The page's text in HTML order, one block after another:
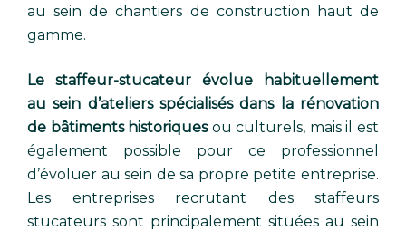
au sein de chantiers de construction haut de
gamme.
Le staffeur-stucateur évolue habituellement
au sein d’ateliers spécialisés dans la rénovation
de bâtiments historiquesou culturels, mais il est
également possible pour ce professionnel
d’évoluer au sein de sa propre petite entreprise.
Les entreprises recrutant des staffeurs
stucateurs sont principalement situées au sein